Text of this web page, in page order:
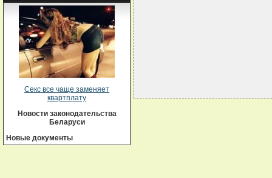
Секс все чаще заменяет
квартплату
Новости законодательства
Беларуси
Новые документы